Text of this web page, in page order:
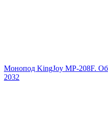
Монопод KingJoy MP-208F.
2032